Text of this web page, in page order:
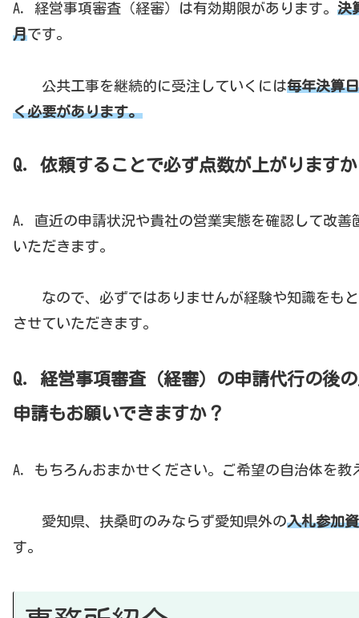
A．経営事項審査（経審）は有効期限があります。 決
月です。
公共工事を継続的に受注していくには毎年決算
く必要があります。
Q．依頼することで必ず点数が上がります
A．直近の申請状況や貴社の営業実態を確認して改善
いただきます。
なので、必ずではありませんが経験や知識をも
させていただきます。
Q．経営事項審査（経審）の申請代行の後
申請もお願いできますか？
A．もちろんおまかせください。ご希望の自治体を教
愛知県、扶桑町のみならず愛知県外の入札参加
す。